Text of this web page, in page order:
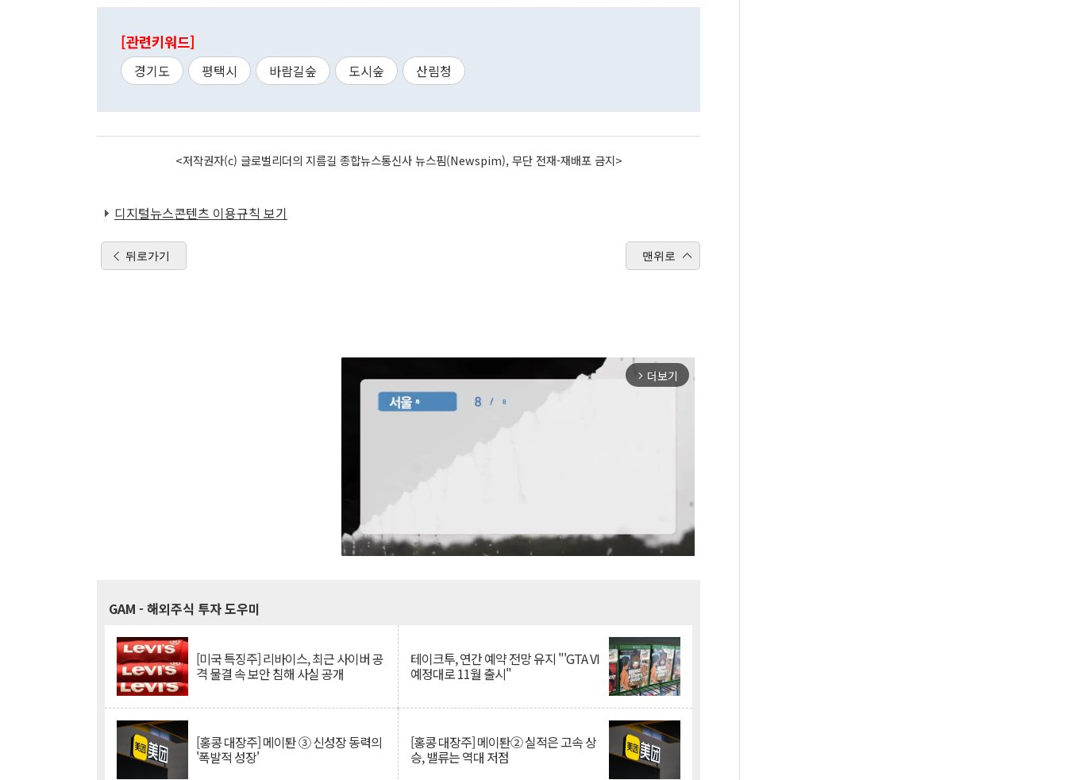
[관련키워드]
경기도 평택시 바람길숲 도시숲 산림청
<저작권자(c) 글로벌리더의 지름길 종합뉴스통신사 뉴스핌(Newspim), 무단 전재-재배포 금지>
디지털뉴스콘텐츠 이용규칙 보기
뒤로가기 맨위로
arrow_forward_ios 더보기
GAM - 해외주식 투자 도우미
[미국 특징주] 리바이스, 최근 사이버 공
격 물결 속 보안 침해 사실 공개
테이크투, 연간 예약 전망 유지 "'GTA VI
예정대로 11월 출시"
[홍콩 대장주] 메이퇀 ③ 신성장 동력의
'폭발적 성장'
[홍콩 대장주] 메이퇀② 실적은 고속 상
승, 밸류는 역대 저점